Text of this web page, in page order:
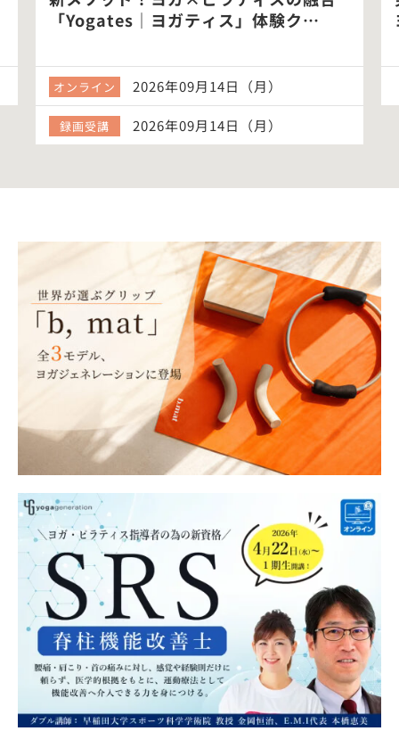
「Yogates｜ヨガティス」体験ク…
オンライン 2026年09月14日（月）
録画受講 2026年09月14日（月）